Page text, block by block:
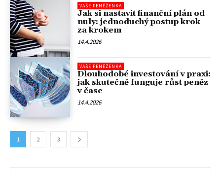
VAŠE PENĚŽENKA
Jak si nastavit finanční plán od
nuly: jednoduchý postup krok
za krokem
14.4.2026
VAŠE PENĚŽENKA
Dlouhodobé investování v praxi:
jak skutečně funguje růst peněz
v čase
14.4.2026
1 2 3